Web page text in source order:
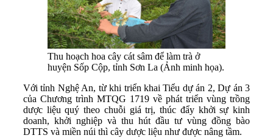
Thu hoạch hoa cây cát sâm để làm trà ở
huyện Sốp Cộp, tỉnh Sơn La (Ảnh minh họa).
Với tỉnh Nghệ An, từ khi triển khai Tiểu dự án 2, Dự án 3
của Chương trình MTQG 1719 về phát triển vùng trồng
dược liệu quý theo chuỗi giá trị, thúc đẩy khởi sự kinh
doanh, khởi nghiệp và thu hút đầu tư vùng đồng bào
DTTS và miền núi thì cây dược liệu như được nâng tầm.